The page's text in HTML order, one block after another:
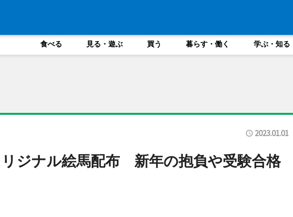
食べる 見る・遊ぶ 買う 暮らす・働く 学ぶ・知る
2023.01.01
ジナル絵馬配布 新年の抱負や受験合格